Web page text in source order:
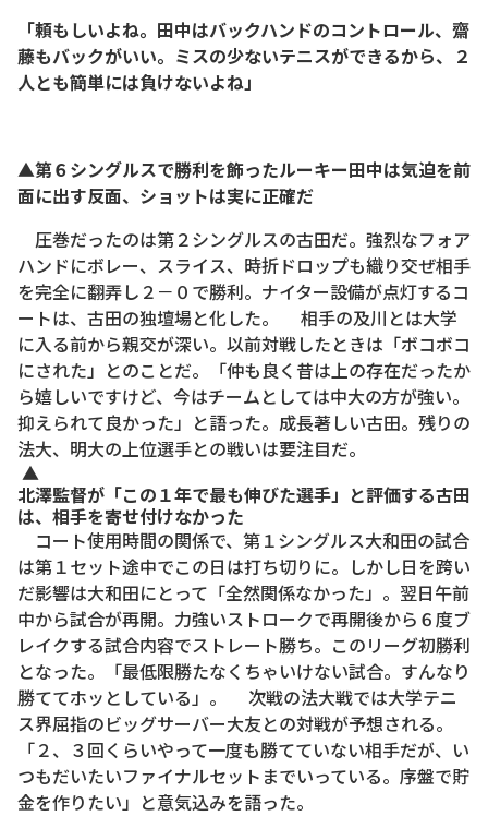
「頼もしいよね。田中はバックハンドのコントロール、齋
藤もバックがいい。ミスの少ないテニスができるから、２
人とも簡単には負けないよね」
▲第６シングルスで勝利を飾ったルーキー田中は気迫を前
面に出す反面、ショットは実に正確だ
圧巻だったのは第２シングルスの古田だ。強烈なフォア
ハンドにボレー、スライス、時折ドロップも織り交ぜ相手
を完全に翻弄し２－０で勝利。ナイター設備が点灯するコ
ートは、古田の独壇場と化した。 相手の及川とは大学
に入る前から親交が深い。以前対戦したときは「ボコボコ
にされた」とのことだ。「仲も良く昔は上の存在だったか
ら嬉しいですけど、今はチームとしては中大の方が強い。
抑えられて良かった」と語った。成長著しい古田。残りの
法大、明大の上位選手との戦いは要注目だ。
▲
北澤監督が「この１年で最も伸びた選手」と評価する古田
は、相手を寄せ付けなかった
コート使用時間の関係で、第１シングルス大和田の試合
は第１セット途中でこの日は打ち切りに。しかし日を跨い
だ影響は大和田にとって「全然関係なかった」。翌日午前
中から試合が再開。力強いストロークで再開後から６度ブ
レイクする試合内容でストレート勝ち。このリーグ初勝利
となった。「最低限勝たなくちゃいけない試合。すんなり
勝ててホッとしている」。 次戦の法大戦では大学テニ
ス界屈指のビッグサーバー大友との対戦が予想される。
「２、３回くらいやって一度も勝てていない相手だが、い
つもだいたいファイナルセットまでいっている。序盤で貯
金を作りたい」と意気込みを語った。